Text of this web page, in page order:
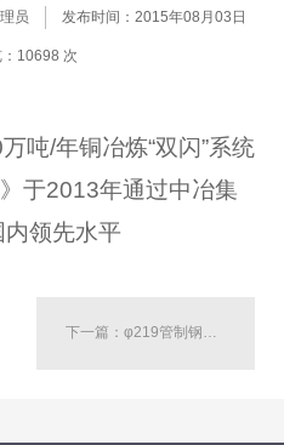
员 发布时间：2015年08月03日
10698 次
吨/年铜冶炼“双闪”系统
于2013年通过中冶集
内领先水平
下一篇：φ219管制钢瓶制造工艺研究与应用